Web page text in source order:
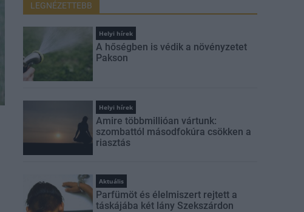
LEGNÉZETTEBB
Helyi hírek
A hőségben is védik a növényzetet
Pakson
Helyi hírek
Amire többmillióan vártunk:
szombattól másodfokúra csökken a
riasztás
Aktuális
Parfümöt és élelmiszert rejtett a
táskájába két lány Szekszárdon